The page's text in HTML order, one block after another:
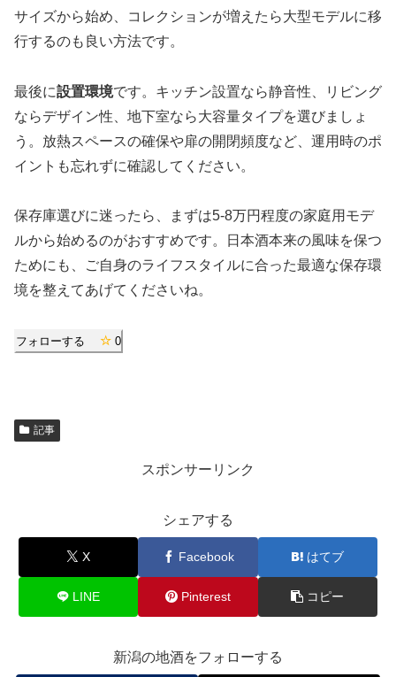
サイズから始め、コレクションが増えたら大型モデルに移
行するのも良い方法です。
最後に設置環境です。キッチン設置なら静音性、リビング
ならデザイン性、地下室なら大容量タイプを選びましょ
う。放熱スペースの確保や扉の開閉頻度など、運用時のポ
イントも忘れずに確認してください。
保存庫選びに迷ったら、まずは5-8万円程度の家庭用モデ
ルから始めるのがおすすめです。日本酒本来の風味を保つ
ためにも、ご自身のライフスタイルに合った最適な保存環
境を整えてあげてくださいね。
フォローする 0
記事
スポンサーリンク
シェアする
X Facebook はてブ
LINE Pinterest コピー
新潟の地酒をフォローする